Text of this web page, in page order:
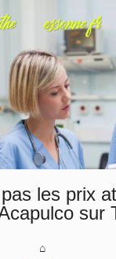
les prix
sur